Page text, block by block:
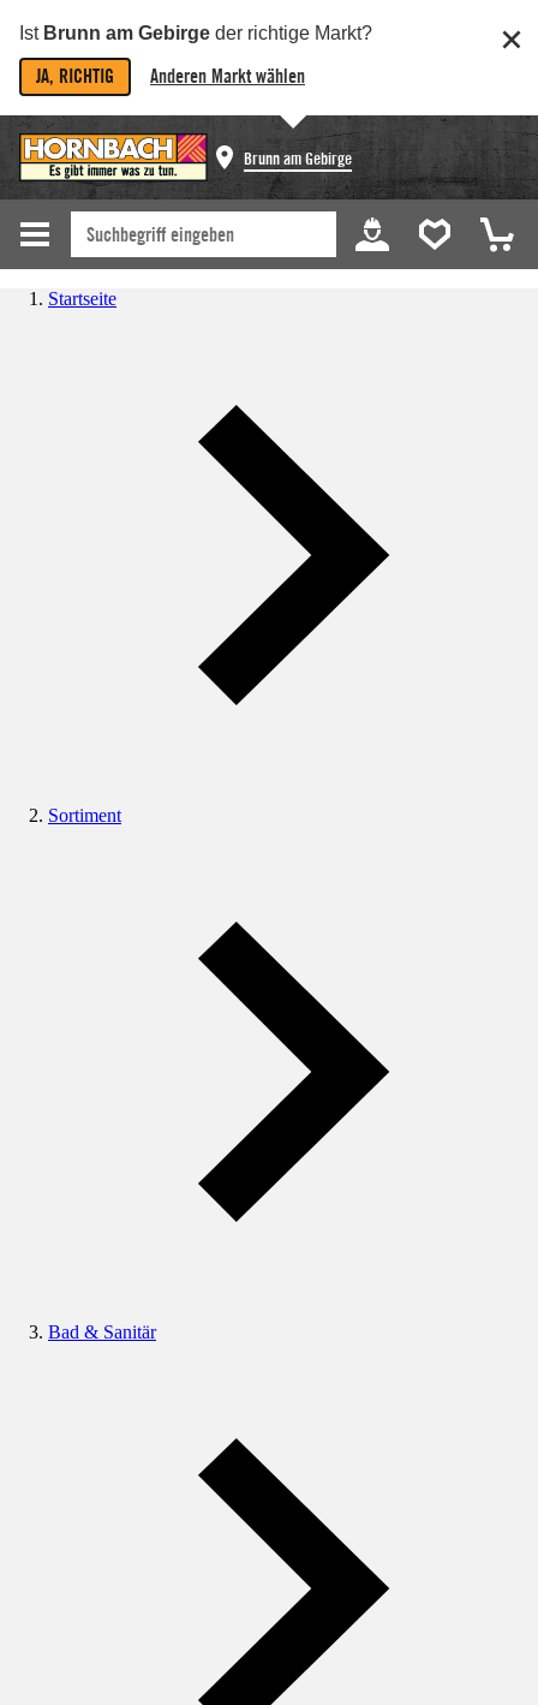
Ist Brunn am Gebirge der richtige Markt?
JA, RICHTIG Anderen Markt wählen
Brunn am Gebirge
Startseite
Sortiment
Bad & Sanitär